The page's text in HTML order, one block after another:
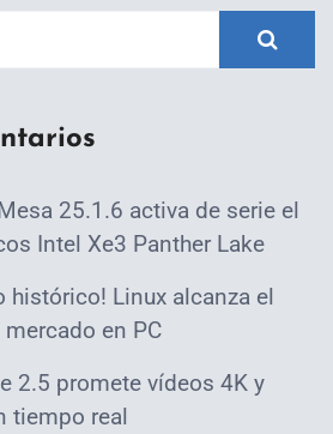
25.1.6 activa de serie el
Intel Xe3 Panther Lake
histórico! Linux alcanza el
en PC
2.5 promete vídeos 4K y
tiempo real